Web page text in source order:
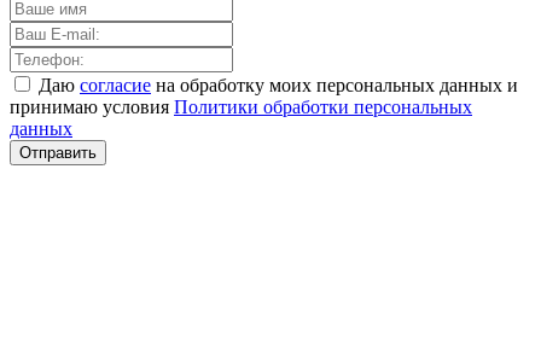
Даю согласие на обработку моих персональных данных и
принимаю условия Политики обработки персональных
данных
Отправить